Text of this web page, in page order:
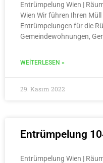
Entrümpelung Wien |
Wien Wir führen Ihren
Entrümpelungen für die
Gemeindewohnungen,
WEITERLESEN »
29. Kasım 2022
Entrümpelung
Entrümpelung Wien |